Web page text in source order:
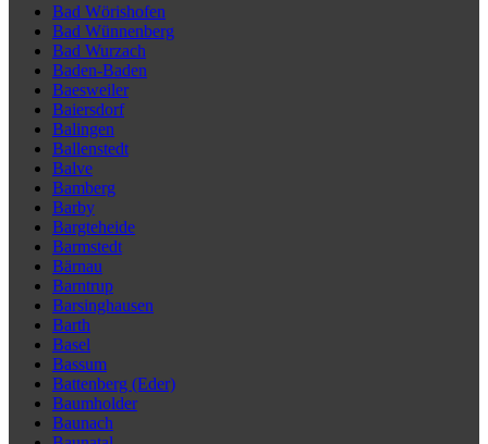
Bad Wörishofen
Bad Wünnenberg
Bad Wurzach
Baden-Baden
Baesweiler
Baiersdorf
Balingen
Ballenstedt
Balve
Bamberg
Barby
Bargteheide
Barmstedt
Bärnau
Barntrup
Barsinghausen
Barth
Basel
Bassum
Battenberg (Eder)
Baumholder
Baunach